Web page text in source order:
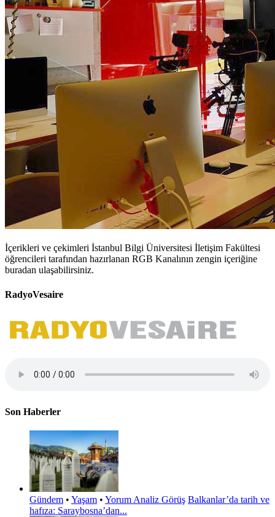
İçerikleri ve çekimleri İstanbul Bilgi Üniversitesi İletişim Fakültesi
öğrencileri tarafından hazırlanan RGB Kanalının zengin içeriğine
buradan ulaşabilirsiniz.
RadyoVesaire
Son Haberler
Gündem • Yaşam • Yorum Analiz Görüş Balkanlar’da tarih ve
hafıza: Saraybosna’dan...